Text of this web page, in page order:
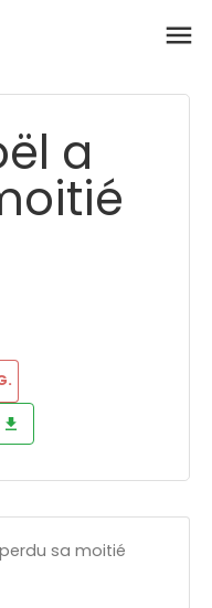
a
perdu sa moitié